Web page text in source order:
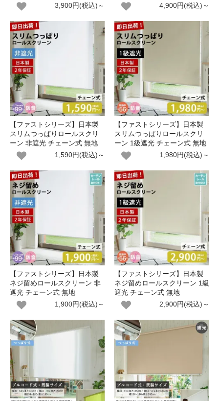
3,900円(税込)～
4,900円(税込)～
【ファストシリーズ】日本製
スリムつっぱりロールスクリ
ーン 非遮光 チェーン式 無地
1,590円(税込)～
【ファストシリーズ】日本製
スリムつっぱりロールスクリ
ーン 1級遮光 チェーン式 無地
1,980円(税込)～
【ファストシリーズ】日本製
ネジ留めロールスクリーン 非
遮光 チェーン式 無地
1,900円(税込)～
【ファストシリーズ】日本製
ネジ留めロールスクリーン 1級
遮光 チェーン式 無地
2,900円(税込)～